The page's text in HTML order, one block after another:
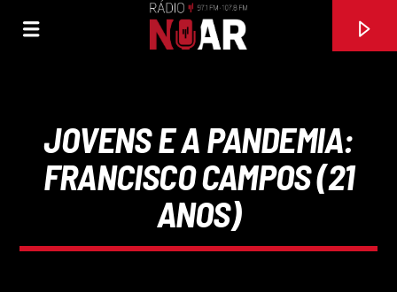
JOVENS E A PANDEMIA:
FRANCISCO CAMPOS (21
ANOS)